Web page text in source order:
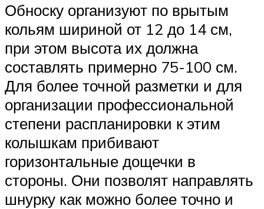
Обноску организуют по врытым
кольям шириной от 12 до 14 см,
при этом высота их должна
составлять примерно 75-100 см.
Для более точной разметки и для
организации профессиональной
степени распланировки к этим
колышкам прибивают
горизонтальные дощечки в
стороны. Они позволят направлять
шнурку как можно более точно и